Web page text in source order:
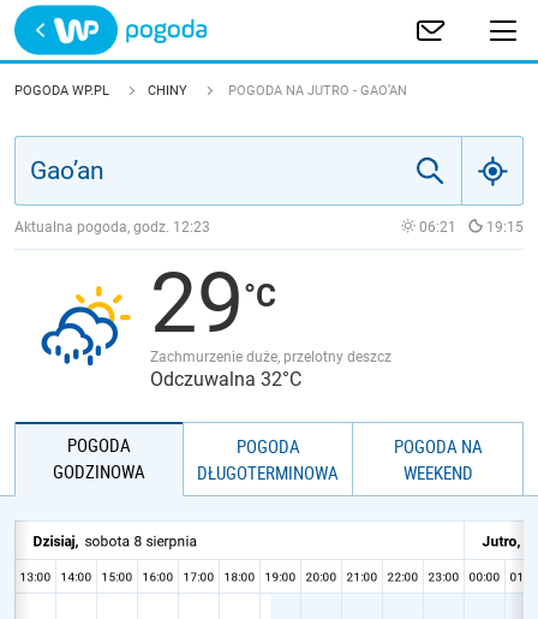
Trwa ładowanie
POLSKA
JAKOŚĆ POWIETRZA
POGODA WP.PL CHINY POGODA NA JUTRO - GAO’AN
Aktualna pogoda, godz. 12:23 06:21 19:15
29
Zachmurzenie duże, przelotny deszcz
Odczuwalna 32°C
POGODA
GODZINOWA
POGODA
DŁUGOTERMINOWA
POGODA NA
WEEKEND